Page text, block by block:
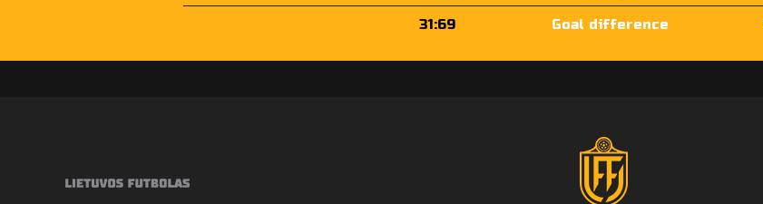
31:69 Goal difference